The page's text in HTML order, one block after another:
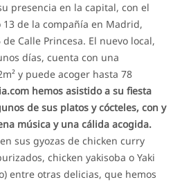
presencia en la capital, con el
de la compañía en Madrid,
Calle Princesa. El nuevo local,
días, cuenta con una
y puede acoger hasta 78
hemos asistido a su fiesta
de sus platos y cócteles, con y
música y una cálida acogida.
sus gyozas de chicken curry
chicken yakisoba o Yaki
entre otras delicias, que hemos